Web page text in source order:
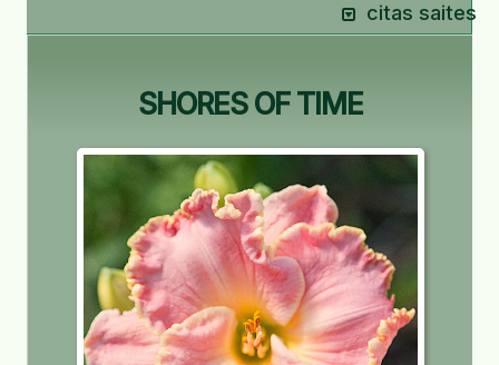
citas saites
SHORES OF TIME